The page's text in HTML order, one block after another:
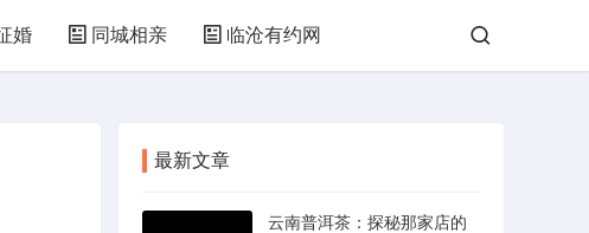
婚 同城相亲 临沧有约网
最新文章
云南普洱茶：探秘那家店的